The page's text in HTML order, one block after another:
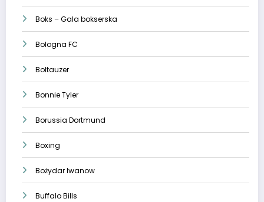
Boks – Gala bokserska
Bologna FC
Boltauzer
Bonnie Tyler
Borussia Dortmund
Boxing
Bożydar Iwanow
Buffalo Bills